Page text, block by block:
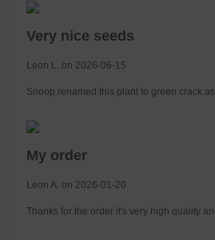
Very nice seeds
Leon L. on 2026-06-15
Snoop renamed this plant to green crack
My order
Leon A. on 2026-01-20
Thanks for the order it's very high quality